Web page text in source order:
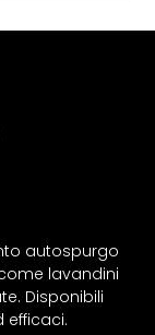
autospurgo
lavandini
Disponibili
efficaci.